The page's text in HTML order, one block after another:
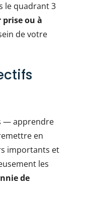
le quadrant 3
prise ou à
de votre
— apprendre
en
importants et
les
de